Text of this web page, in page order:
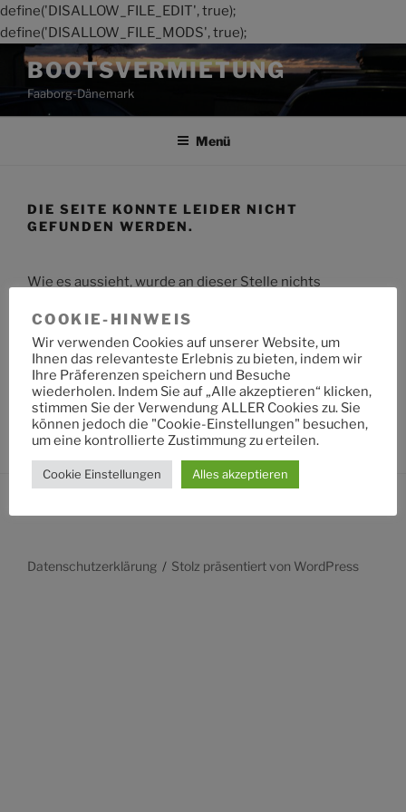
define('DISALLOW_FILE_EDIT', true);
define('DISALLOW_FILE_MODS', true);
Zum
Inhalt
springen
BOOTSVERMIETUNG
Faaborg-Dänemark
Menü
DIE SEITE KONNTE LEIDER NICHT
GEFUNDEN WERDEN.
Wie es aussieht, wurde an dieser Stelle nichts
Suche
nach:
Datenschutzerklärung Stolz präsentiert von WordPress
COOKIE-HINWEIS
Wir verwenden Cookies auf unserer Website, um
Ihnen das relevanteste Erlebnis zu bieten, indem wir
Ihre Präferenzen speichern und Besuche
wiederholen. Indem Sie auf „Alle akzeptieren“ klicken,
stimmen Sie der Verwendung ALLER Cookies zu. Sie
können jedoch die "Cookie-Einstellungen" besuchen,
um eine kontrollierte Zustimmung zu erteilen.
Cookie Einstellungen Alles akzeptieren